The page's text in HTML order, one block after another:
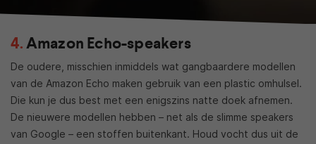
Amazon Echo-speakers
De oudere, misschien inmiddels wat gangbaardere modellen
van de Amazon Echo maken gebruik van een plastic omhulsel.
Die kun je dus best met een enigszins natte doek afnemen.
De nieuwere modellen hebben – net als de slimme speakers
van Google – een stoffen buitenkant. Houd vocht dus uit de